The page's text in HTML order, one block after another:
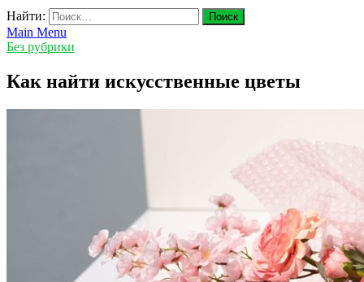
Найти:
Main Menu
Без рубрики
Как найти искусственные цветы